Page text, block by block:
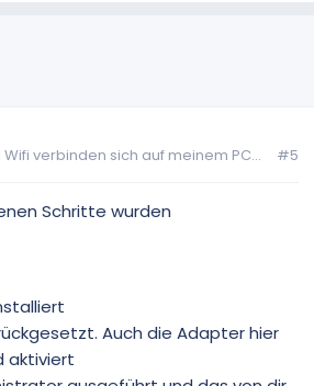
Wifi verbinden sich auf meinem PC...
#5
Schritte wurden
Auch die Adapter hier
aktiviert